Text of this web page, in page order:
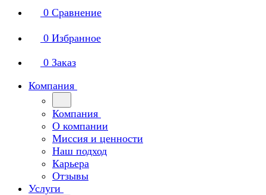
0 Сравнение
0 Избранное
0 Заказ
Компания
Компания
О компании
Миссия и ценности
Наш подход
Карьера
Отзывы
Услуги